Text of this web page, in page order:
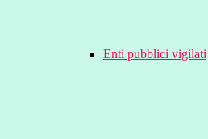
Enti pubblici vigilati